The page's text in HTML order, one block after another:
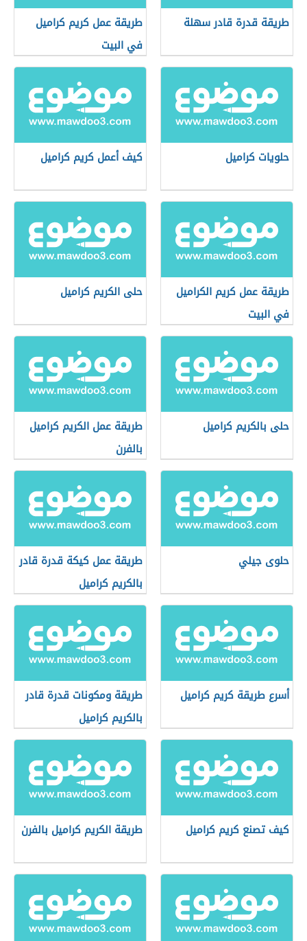
طريقة قدرة قادر سهلة
طريقة عمل كريم كراميل
في البيت
حلويات كراميل كيف أعمل كريم كراميل
طريقة عمل كريم الكراميل
في البيت
حلى الكريم كراميل
حلى بالكريم كراميل
طريقة عمل الكريم كراميل
بالفرن
حلوى جيلي
طريقة عمل كيكة قدرة قادر
بالكريم كراميل
أسرع طريقة كريم كراميل
طريقة ومكونات قدرة قادر
بالكريم كراميل
كيف تصنع كريم كراميل طريقة الكريم كراميل بالفرن